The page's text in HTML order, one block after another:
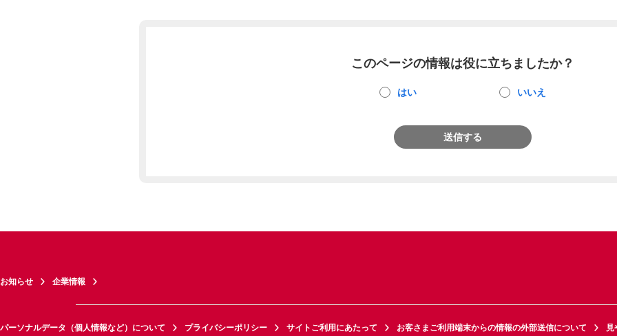
このページの情報は役に立ちましたか？
はい いいえ
送信する
お知らせ 企業情報
パーソナルデータ（個人情報など）について プライバシーポリシー サイトご利用にあたって お客さまご利用端末からの情報の外部送信について 見